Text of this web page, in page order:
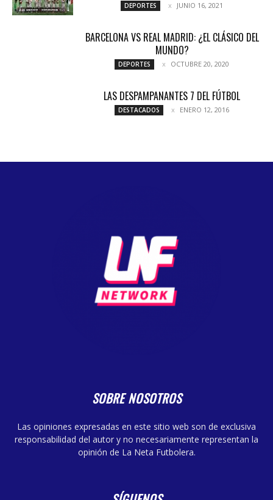
DEPORTES JUNIO 16, 2021
BARCELONA VS REAL MADRID: ¿EL CLÁSICO DEL
MUNDO?
DEPORTES OCTUBRE 20, 2020
LAS DESPAMPANANTES 7 DEL FÚTBOL
DESTACADOS ENERO 12, 2016
SOBRE NOSOTROS
Las opiniones expresadas en este sitio web son de exclusiva
responsabilidad del autor y no necesariamente representan la
opinión de La Neta Futbolera.